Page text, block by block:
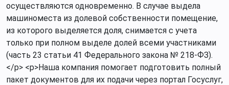
осуществляются одновременно. В случае выдела
машиноместа из долевой собственности помещение,
из которого выделяется доля, снимается с учета
только при полном выделе долей всеми участниками
(часть 23 статьи 41 Федерального закона № 218-ФЗ).
</p> <p>Наша компания помогает подготовить полный
пакет документов для их подачи через портал Госуслуг,